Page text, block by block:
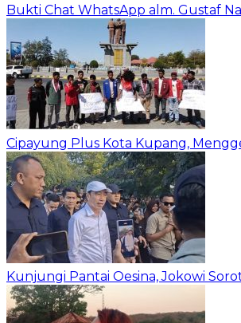
Bukti Chat WhatsApp alm. Gustaf
Cipayung Plus Kota Kupang,
Kunjungi Pantai Oesina, Jokowi